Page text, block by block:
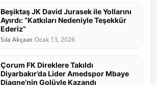
Beşiktaş JK David Jurasek ile Yollarını
Ayırdı: “Katkıları Nedeniyle Teşekkür
Ederiz”
Sıla Akçaat Ocak 13, 2026
Çorum FK Direklere Takıldı
Diyarbakır’da Lider Amedspor Mbaye
Diagne’nin Golüyle Kazandı